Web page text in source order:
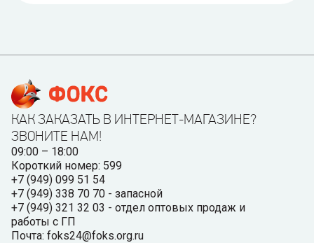
КАК ЗАКАЗАТЬ В ИНТЕРНЕТ-МАГАЗИНЕ?
ЗВОНИТЕ НАМ!
09:00 – 18:00
Короткий номер: 599
+7 (949) 099 51 54
+7 (949) 338 70 70 - запасной
+7 (949) 321 32 03 - отдел оптовых продаж и
работы с ГП
Почта: foks24@foks.org.ru